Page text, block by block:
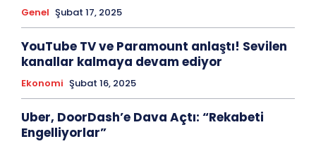
Genel Şubat 17, 2025
YouTube TV ve Paramount anlaştı! Sevilen
kanallar kalmaya devam ediyor
Ekonomi Şubat 16, 2025
Uber, DoorDash’e Dava Açtı: “Rekabeti
Engelliyorlar”